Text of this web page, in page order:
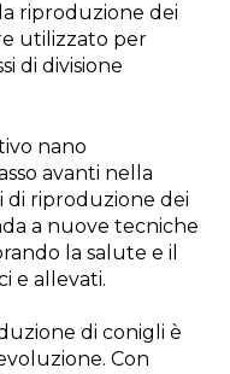
riproduzione dei
utilizzato per
di divisione
nano
avanti nella
di riproduzione dei
a nuove tecniche
la salute e il
e allevati.
di conigli è
Con